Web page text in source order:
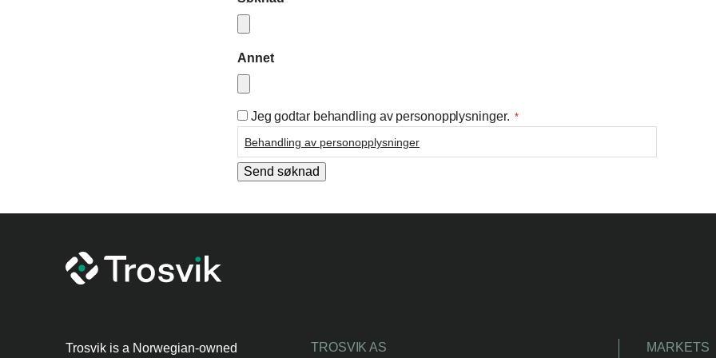
Annet
PERSONVERN*
Jeg godtar behandling av personopplysninger. *
Behandling av personopplysninger
Send søknad
Trosvik is a Norwegian-owned TROSVIK AS MARKETS